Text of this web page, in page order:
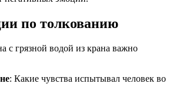
по толкованию
с грязной водой из крана важно
: Какие чувства испытывал человек во